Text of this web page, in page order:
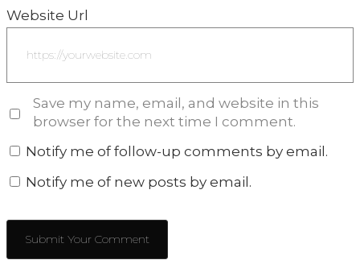
Website Url
Save my name, email, and website in this
browser for the next time I comment.
Notify me of follow-up comments by email.
Notify me of new posts by email.